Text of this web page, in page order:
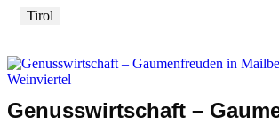
Tirol
Genusswirtschaft –